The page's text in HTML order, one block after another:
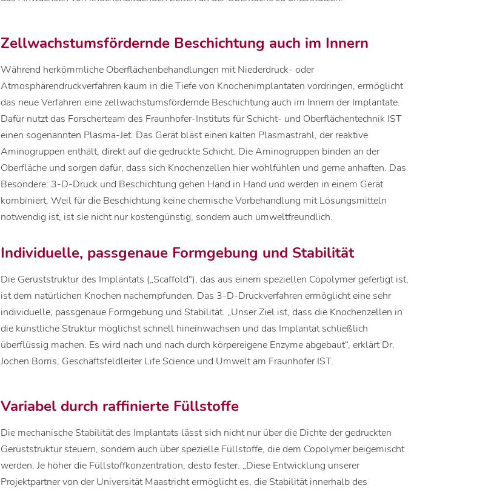
Zellwachstumsfördernde Beschichtung auch im Innern
Während herkömmliche Oberflächenbehandlungen mit Niederdruck- oder
Atmosphärendruckverfahren kaum in die Tiefe von Knochenimplantaten vordringen, ermöglicht
das neue Verfahren eine zellwachstumsfördernde Beschichtung auch im Innern der Implantate.
Dafür nutzt das Forscherteam des Fraunhofer-Instituts für Schicht- und Oberflächentechnik IST
einen sogenannten Plasma-Jet. Das Gerät bläst einen kalten Plasmastrahl, der reaktive
Aminogruppen enthält, direkt auf die gedruckte Schicht. Die Aminogruppen binden an der
Oberfläche und sorgen dafür, dass sich Knochenzellen hier wohlfühlen und gerne anhaften. Das
Besondere: 3-D-Druck und Beschichtung gehen Hand in Hand und werden in einem Gerät
kombiniert. Weil für die Beschichtung keine chemische Vorbehandlung mit Lösungsmitteln
notwendig ist, ist sie nicht nur kostengünstig, sondern auch umweltfreundlich.
Individuelle, passgenaue Formgebung und Stabilität
Die Gerüststruktur des Implantats („Scaffold“), das aus einem speziellen Copolymer gefertigt ist,
ist dem natürlichen Knochen nachempfunden. Das 3-D-Druckverfahren ermöglicht eine sehr
individuelle, passgenaue Formgebung und Stabilität. „Unser Ziel ist, dass die Knochenzellen in
die künstliche Struktur möglichst schnell hineinwachsen und das Implantat schließlich
überflüssig machen. Es wird nach und nach durch körpereigene Enzyme abgebaut“, erklärt Dr.
Jochen Borris, Geschäftsfeldleiter Life Science und Umwelt am Fraunhofer IST.
Variabel durch raffinierte Füllstoffe
Die mechanische Stabilität des Implantats lässt sich nicht nur über die Dichte der gedruckten
Gerüststruktur steuern, sondern auch über spezielle Füllstoffe, die dem Copolymer beigemischt
werden. Je höher die Füllstoffkonzentration, desto fester. „Diese Entwicklung unserer
Projektpartner von der Universität Maastricht ermöglicht es, die Stabilität innerhalb des